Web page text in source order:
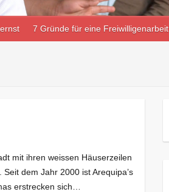
7 Gründe für eine Freiwilligenarbeit
mit ihren weissen Häuserzeilen
dem Jahr 2000 ist Arequipa’s
erstrecken sich…